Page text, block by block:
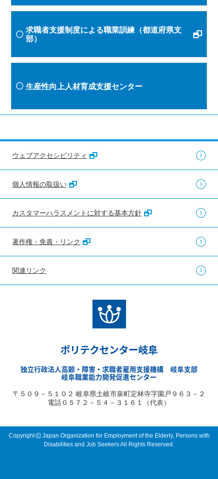
求職者支援制度による職業訓練（都道府県支
部）
生産性向上人材育成支援センター
ウェブアクセシビリティ
個人情報の取扱い
カスタマーハラスメントに対する基本方針
著作権・免責・リンク
関連リンク
ポリテクセンター岐阜
独立行政法人高齢・障害・求職者雇用支援機構 岐阜支部
岐阜職業能力開発促進センター
〒５０９－５１０２ 岐阜県土岐市泉町定林寺字園戸９６３－２
電話０５７２－５４－３１６１（代表）
Copyright©Japan Organization for Employment of the Elderly, Persons with
Disabilities and Job Seekers All Rights Reserved.